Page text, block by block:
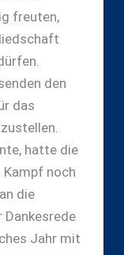
freuten,
den
das
hatte die
Kampf noch
die
Dankesrede
Jahr mit